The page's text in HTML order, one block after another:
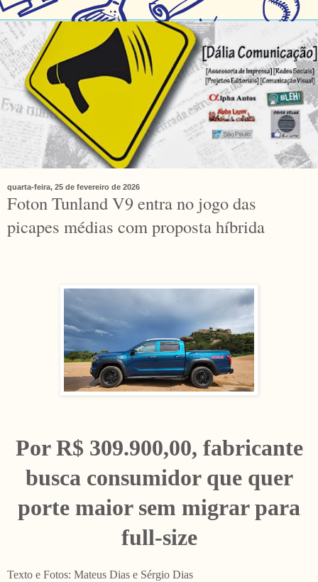
quarta-feira, 25 de fevereiro de 2026
Foton Tunland V9 entra no jogo das
picapes médias com proposta híbrida
Por R$ 309.900,00, fabricante
busca consumidor que quer
porte maior sem migrar para
full-size
Texto e Fotos: Mateus Dias e Sérgio Dias